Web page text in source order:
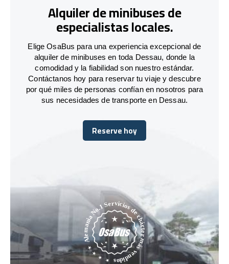
Alquiler de minibuses de
especialistas locales.
Elige OsaBus para una experiencia excepcional de
alquiler de minibuses en toda Dessau, donde la
comodidad y la fiabilidad son nuestro estándar.
Contáctanos hoy para reservar tu viaje y descubre
por qué miles de personas confían en nosotros para
sus necesidades de transporte en Dessau.
Reserve hoy
Reserve hoy